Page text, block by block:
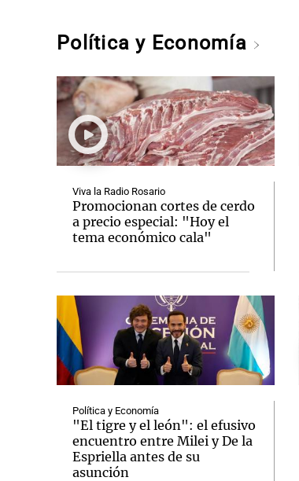
Política y Economía
Viva la Radio Rosario
Promocionan cortes de cerdo
a precio especial: "Hoy el
tema económico cala"
Política y Economía
"El tigre y el león": el efusivo
encuentro entre Milei y De la
Espriella antes de su
asunción
Notas